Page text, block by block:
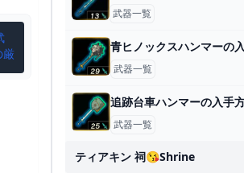
武器一覧
武器一覧
追跡台車ハンマーの入手
武器一覧
ティアキン 祠😘shrine